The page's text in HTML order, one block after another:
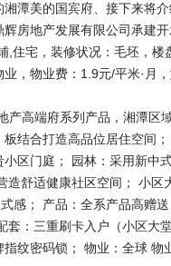
潭美的国宾府、接下来将
房地产发展有限公司承建开
,住宅，装修状况：毛坯，
，物业费：1.9元/平米·月
产高端府系列产品，湘潭
板结合打造高品位居住空间
小区门庭； 园林：采用新中
造舒适健康社区空间； 小
感； 产品：全系产品高赠
套：三重刷卡入户（小区大
指纹密码锁； 物业：全球